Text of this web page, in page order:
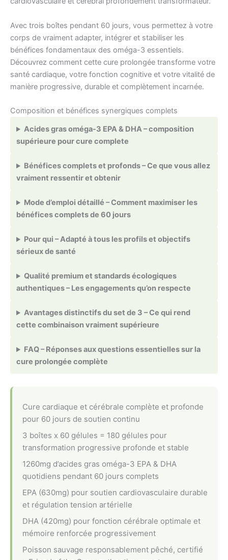
Avec trois boîtes pendant 60 jours, vous permettez à votre
corps de vraiment adapter, intégrer et stabiliser les
bénéfices fondamentaux des oméga-3 essentiels.
Découvrez comment cette cure prolongée transforme votre
santé cardiaque, votre fonction cognitive et votre vitalité de
manière progressive, durable et complètement incarnée.
Composition et bénéfices synergiques complets
Acides gras oméga-3 EPA & DHA – composition
supérieure pour cure complete
Bénéfices complets et profonds – Ce que vous allez
vraiment ressentir et obtenir
Mode d’emploi détaillé – Comment maximiser les
bénéfices complets de 60 jours
Pour qui – Adapté à tous les profils et objectifs
sérieux de santé
Qualité premium et standards écologiques
authentiques – Les engagements qu’on respecte
Avantages distinctifs du set de 3 – Ce qui rend
cette combinaison vraiment supérieure
FAQ – Réponses aux questions essentielles sur la
cure prolongée complète
Cure cardiaque et cérébrale complète et profonde
pour 60 jours de soutien continu
3 boîtes x 60 gélules = 180 gélules pour
transformation progressive profonde et stable
1260mg d’acides gras oméga-3 EPA & DHA
quotidiens pendant 60 jours complets
EPA (630mg) pour soutien cardiovasculaire durable
et régulation tension artérielle
DHA (420mg) pour fonction cérébrale optimale et
mémoire renforcée progressivement
Poisson sauvage responsablement pêché, certifié